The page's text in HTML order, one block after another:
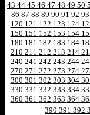
43 44 45 46 47 48 49 50
86 87 88 89 90 91 92 93
120 121 122 123 124
150 151 152 153 154
180 181 182 183 184
210 211 212 213 214
240 241 242 243 244
270 271 272 273 274
300 301 302 303 304
330 331 332 333 334
360 361 362 363 364
390 391 392